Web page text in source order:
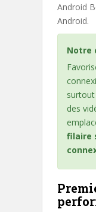
Android
Android.
Notre
des
filaire